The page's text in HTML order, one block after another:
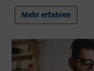
Mehr erfahren